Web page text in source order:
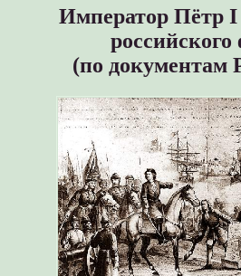
Император Пётр I
российского
(по